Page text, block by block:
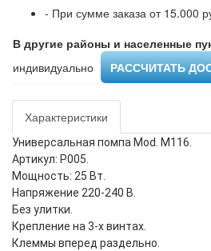
- При сумме заказа от 15.000
В другие районы и населенные
индивидуально ​
РАССЧИТАТЬ
Характеристики
Универсальная помпа Mod. M116.
Артикул: P005.
Мощность: 25 Вт.
Напряжение 220-240 В.
Без улитки.
Крепление на 3-х винтах.
Клеммы вперед раздельно.